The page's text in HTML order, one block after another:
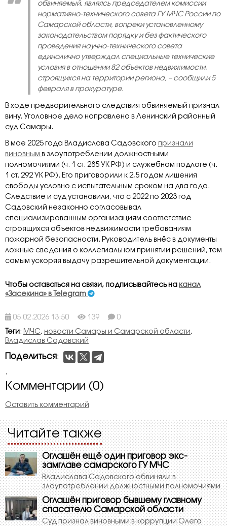
обвиняемый, являясь председателем комиссии
нормативно-технического совета ГУ МЧС России по
Самарской области, вопреки установленному
законодательством порядку и без фактического
проведения научно-технического совета
единолично утверждал специальные технические
условия в отношении 82 объектов недвижимости,
строящихся на территории региона, – сообщили 5
февраля в прокуратуре.
В ходе предварительного следствия обвиняемый признал
вину. Уголовное дело направлено в Ленинский районный
суд Самары.
В мае 2025 года Владислава Садовского признали
виновным в злоупотреблении должностными
полномочиями (ч. 1 ст. 285 УК РФ) и служебном подлоге (ч.
1 ст. 292 УК РФ). Его приговорили к 2,5 годам лишения
свободы условно с испытательным сроком на два года.
Следствие и суд установили, что с 2022 по 2023 год
Садовский незаконно согласовывал
специализированным организациям соответствие
строящихся объектов недвижимости требованиям
пожарной безопасности. Руководитель внёс в документы
ложные сведения о коллегиальном принятии решений, тем
самым ускоряя выдачу разрешительной документации.
Чтобы оставаться на связи, подписывайтесь на канал
«Засекина» в Telegram
05.02.2026 13:50 139 0
Теги: МЧС, новости Самары и Самарской области,
Владислав Садовский
Поделиться :
.
Комментарии (0)
Оставить комментарий
Читайте также
Оглашён ещё один приговор экс-
замглаве самарского ГУ МЧС
Владислава Садовского обвиняли в
злоупотреблении должностными полномочиями
Оглашён приговор бывшему главному
спасателю Самарской области
Суд признал виновными в коррупции Олега